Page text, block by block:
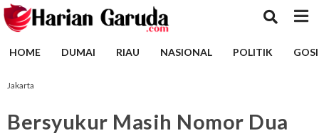
HOME DUMAI RIAU NASIONAL POLITIK
Jakarta
Bersyukur Masih Nomor Dua